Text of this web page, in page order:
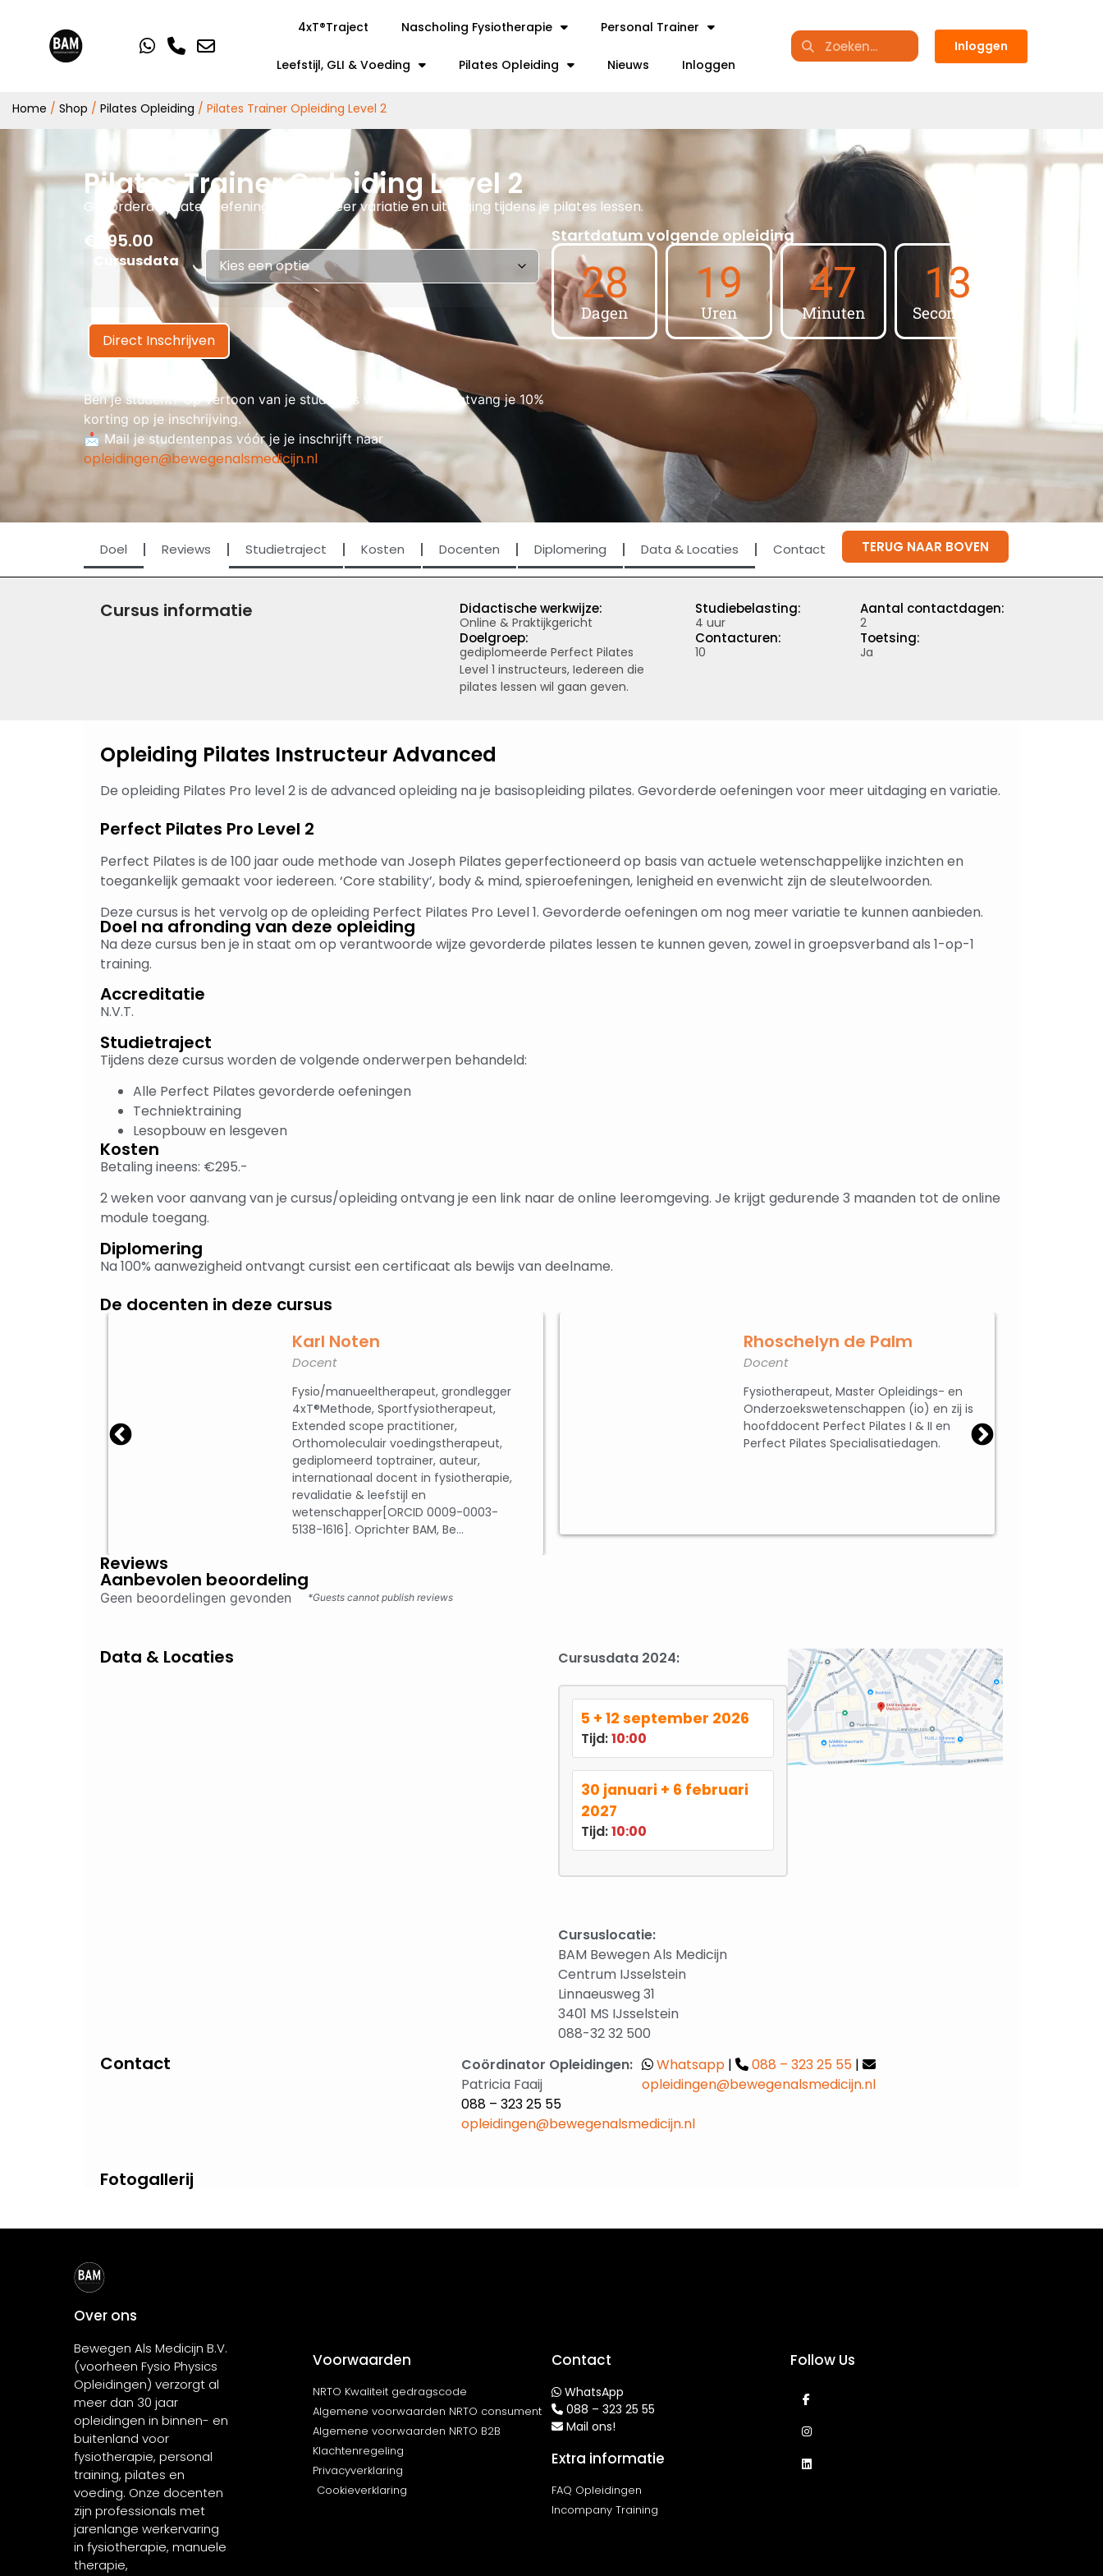
4xT®Traject Nascholing Fysiotherapie Personal Trainer
Leefstijl, GLI & Voeding Pilates Opleiding Nieuws Inloggen
Inloggen
Home / Shop / Pilates Opleiding / Pilates Trainer Opleiding Level 2
Pilates Trainer Opleiding Level 2
Gevorderde pilates oefeningen voor meer variatie en uitdaging tijdens je pilates lessen.
€ 295.00
Cursusdata
Direct Inschrijven
Ben je student? Op vertoon van je studiepas van je school ontvang je 10%
korting op je inschrijving.
📩 Mail je studentenpas vóór je je inschrijft naar
opleidingen@bewegenalsmedicijn.nl
Startdatum volgende opleiding
28
Dagen
19
Uren
47
Minuten
12
Seconden
Doel Reviews Studietraject Kosten Docenten Diplomering Data & Locaties Contact TERUG NAAR BOVEN
Cursus informatie Didactische werkwijze:
Online & Praktijkgericht
Doelgroep:
gediplomeerde Perfect Pilates
Level 1 instructeurs, Iedereen die
pilates lessen wil gaan geven.
Studiebelasting:
4 uur
Contacturen:
10
Aantal contactdagen:
2
Toetsing:
Ja
Opleiding Pilates Instructeur Advanced
De opleiding Pilates Pro level 2 is de advanced opleiding na je basisopleiding pilates. Gevorderde oefeningen voor meer uitdaging en variatie.
Perfect Pilates Pro Level 2
Perfect Pilates is de 100 jaar oude methode van Joseph Pilates geperfectioneerd op basis van actuele wetenschappelijke inzichten en
toegankelijk gemaakt voor iedereen. ‘Core stability’, body & mind, spieroefeningen, lenigheid en evenwicht zijn de sleutelwoorden.
Deze cursus is het vervolg op de opleiding Perfect Pilates Pro Level 1. Gevorderde oefeningen om nog meer variatie te kunnen aanbieden.
Doel na afronding van deze opleiding
Na deze cursus ben je in staat om op verantwoorde wijze gevorderde pilates lessen te kunnen geven, zowel in groepsverband als 1-op-1
training.
Accreditatie
N.V.T.
Studietraject
Tijdens deze cursus worden de volgende onderwerpen behandeld:
Alle Perfect Pilates gevorderde oefeningen
Techniektraining
Lesopbouw en lesgeven
Kosten
Betaling ineens: €295.-
2 weken voor aanvang van je cursus/opleiding ontvang je een link naar de online leeromgeving. Je krijgt gedurende 3 maanden tot de online
module toegang.
Diplomering
Na 100% aanwezigheid ontvangt cursist een certificaat als bewijs van deelname.
De docenten in deze cursus
Karl Noten
Docent
Fysio/manueeltherapeut, grondlegger
4xT®Methode, Sportfysiotherapeut,
Extended scope practitioner,
Orthomoleculair voedingstherapeut,
gediplomeerd toptrainer, auteur,
internationaal docent in fysiotherapie,
revalidatie & leefstijl en
wetenschapper[ORCID 0009-0003-
5138-1616]. Oprichter BAM, Be...
Rhoschelyn de Palm
Docent
Fysiotherapeut, Master Opleidings- en
Onderzoekswetenschappen (io) en zij is
hoofddocent Perfect Pilates I & II en
Perfect Pilates Specialisatiedagen.
Reviews
Aanbevolen beoordeling
Geen beoordelingen gevonden *Guests cannot publish reviews
Data & Locaties Cursusdata 2024:
5 + 12 september 2026
Tijd:10:00
30 januari + 6 februari
2027
Tijd:10:00
Cursuslocatie:
BAM Bewegen Als Medicijn
Centrum IJsselstein
Linnaeusweg 31
3401 MS IJsselstein
088-32 32 500
Contact
Coördinator Opleidingen:
Patricia Faaij
088 – 323 25 55
opleidingen@bewegenalsmedicijn.nl
Whatsapp | 088 – 323 25 55 |
opleidingen@bewegenalsmedicijn.nl
Fotogallerij
Over ons
Bewegen Als Medicijn B.V.
(voorheen Fysio Physics
Opleidingen) verzorgt al
meer dan 30 jaar
opleidingen in binnen- en
buitenland voor
fysiotherapie, personal
training, pilates en
voeding. Onze docenten
zijn professionals met
jarenlange werkervaring
in fysiotherapie, manuele
therapie,
Voorwaarden
NRTO Kwaliteit gedragscode
Algemene voorwaarden NRTO consument
Algemene voorwaarden NRTO B2B
Klachtenregeling
Privacyverklaring
Cookieverklaring
Contact
WhatsApp
088 – 323 25 55
Mail ons!
Extra informatie
FAQ Opleidingen
Incompany Training
Follow Us